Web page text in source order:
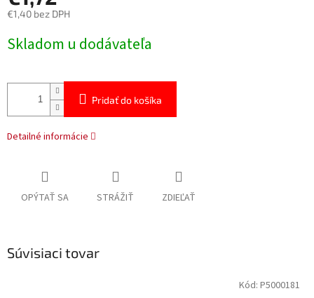
€1,40 bez DPH
cena:
Skladom u dodávateľa
Pridať do košíka
Detailné informácie
OPÝTAŤ SA STRÁŽIŤ ZDIEĽAŤ
Súvisiaci tovar
Kód: P5000181